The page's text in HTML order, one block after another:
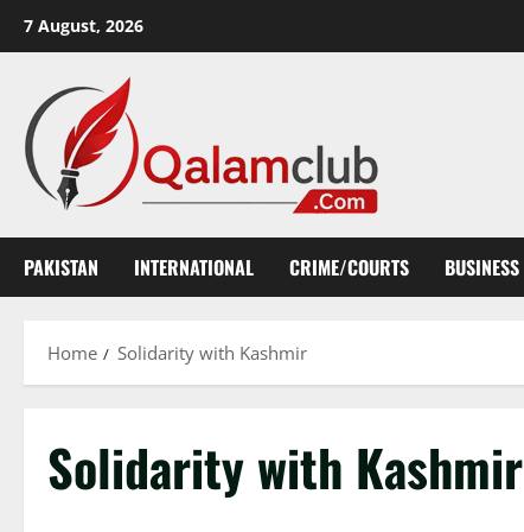
7 August, 2026
PAKISTAN INTERNATIONAL CRIME/COURTS BUSINESS
Home Solidarity with Kashmir
Solidarity with Kashmir